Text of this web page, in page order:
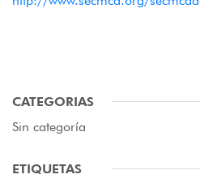
CATEGORIAS
Sin categoría
ETIQUETAS